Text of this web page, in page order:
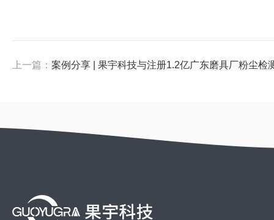
上一篇： 案例分享 | 果宇科技与注册1.2亿广东磨具厂粉尘检